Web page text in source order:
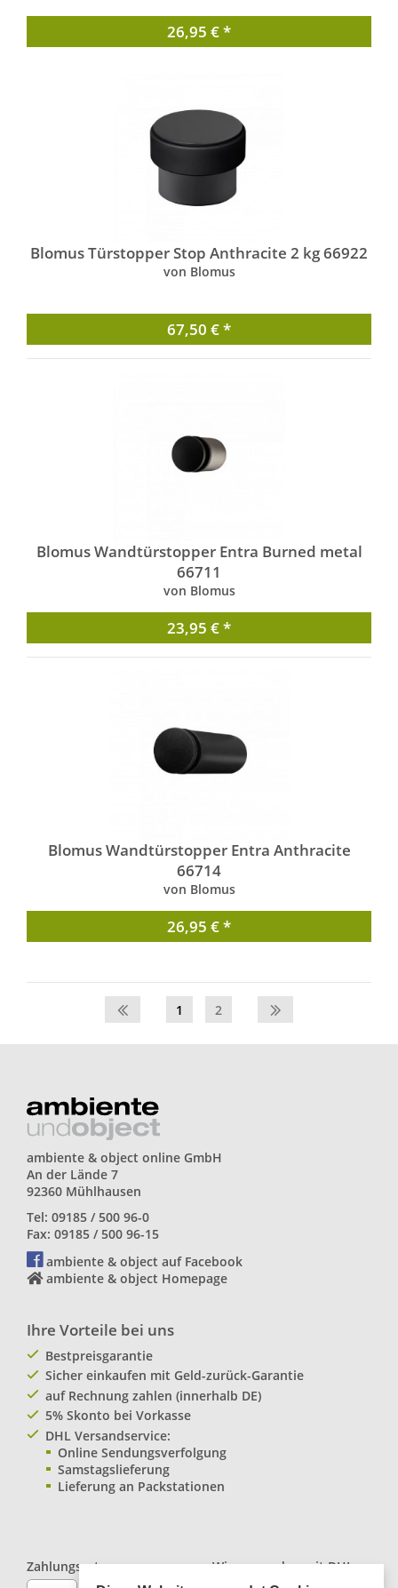
26,95 € *
Blomus Türstopper Stop Anthracite 2 kg 66922
von Blomus
67,50 € *
Blomus Wandtürstopper Entra Burned metal
66711
von Blomus
23,95 € *
Blomus Wandtürstopper Entra Anthracite
66714
von Blomus
26,95 € *
1 2
ambiente & object online GmbH
An der Lände 7
92360 Mühlhausen
Tel: 09185 / 500 96-0
Fax: 09185 / 500 96-15
ambiente & object auf Facebook
ambiente & object Homepage
Ihre Vorteile bei uns
Bestpreisgarantie
Sicher einkaufen mit Geld-zurück-Garantie
auf Rechnung zahlen (innerhalb DE)
5% Skonto bei Vorkasse
DHL Versandservice:
Online Sendungsverfolgung
Samstagslieferung
Lieferung an Packstationen
Zahlungsarten: Wir versenden mitDHL
Paketservice